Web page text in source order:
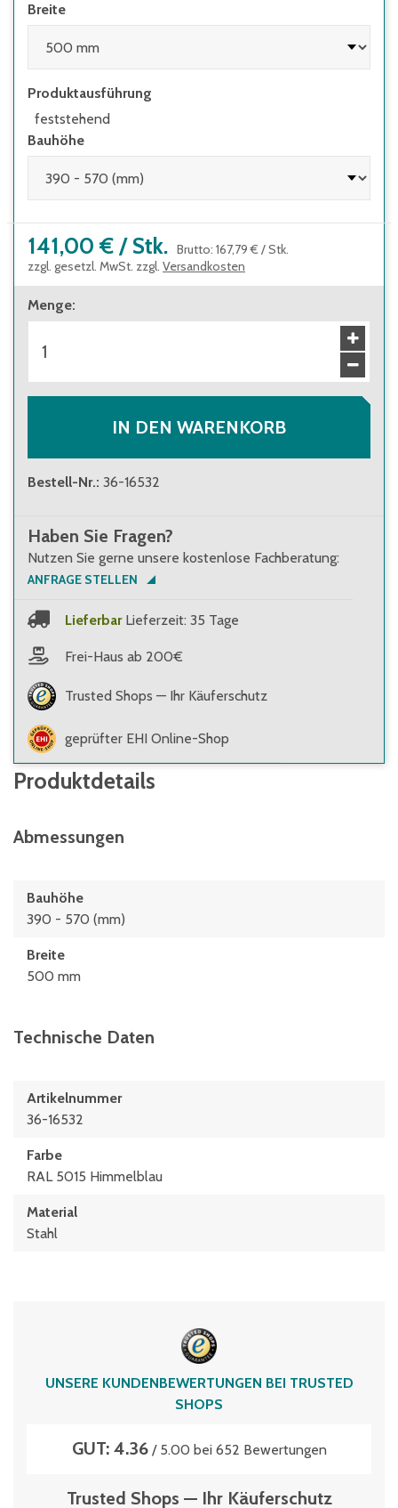
Breite
Produktausführung
feststehend
Bauhöhe
141,00 € / Stk. Brutto: 167,79 € /Stk.
zzgl. gesetzl. MwSt. zzgl. Versandkosten
Menge:
IN DEN WARENKORB
Bestell-Nr.: 36-16532
Haben Sie Fragen?
Nutzen Sie gerne unsere kostenlose Fachberatung:
ANFRAGE STELLEN
Lieferbar Lieferzeit: 35 Tage
Frei-Haus ab 200€
Trusted Shops — Ihr Käuferschutz
geprüfter EHI Online-Shop
Produktdetails
Abmessungen
Bauhöhe
390 - 570 (mm)
Breite
500 mm
Technische Daten
Artikelnummer
36-16532
Farbe
RAL 5015 Himmelblau
Material
Stahl
UNSERE KUNDENBEWERTUNGEN BEI TRUSTED
SHOPS
GUT: 4.36/ 5.00 bei 652 Bewertungen
Trusted Shops — Ihr Käuferschutz